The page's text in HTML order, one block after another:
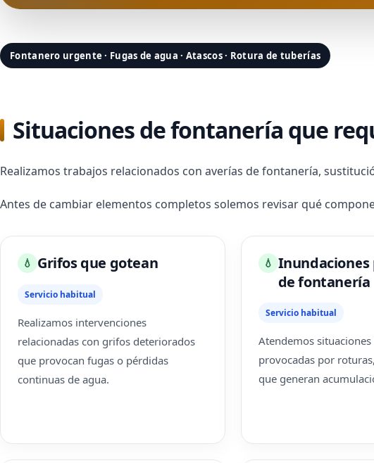
Fontanero urgente · Fugas de agua · Atascos · Rotura de tuberías
Situaciones de fontanería que
Realizamos trabajos relacionados con averías de fontanería,
Antes de cambiar elementos completos solemos revisar qué
💧 Grifos que gotean
Servicio habitual
Realizamos intervenciones
relacionadas con grifos deteriorados
que provocan fugas o pérdidas
continuas de agua.
💧 Inundaciones
de fontanería
Servicio habitual
Atendemos
provocadas por
que generan